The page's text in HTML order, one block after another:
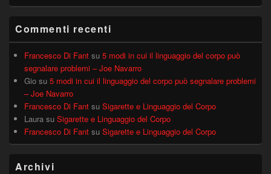
Commenti recenti
Francesco Di Fant su 5 modi in cui il linguaggio del corpo può
segnalare problemi – Joe Navarro
Gio su 5 modi in cui il linguaggio del corpo può segnalare problemi
– Joe Navarro
Francesco Di Fant su Sigarette e Linguaggio del Corpo
Laura su Sigarette e Linguaggio del Corpo
Francesco Di Fant su Sigarette e Linguaggio del Corpo
Archivi